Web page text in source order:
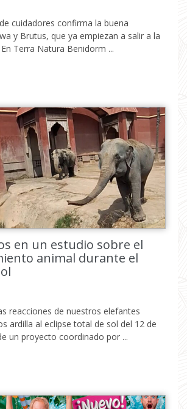
cuidadores confirma la buena
y Brutus, que ya empiezan a salir a la
Terra Natura Benidorm ...
en un estudio sobre el
animal durante el
reacciones de nuestros elefantes
ardilla al eclipse total de sol del 12 de
un proyecto coordinado por ...